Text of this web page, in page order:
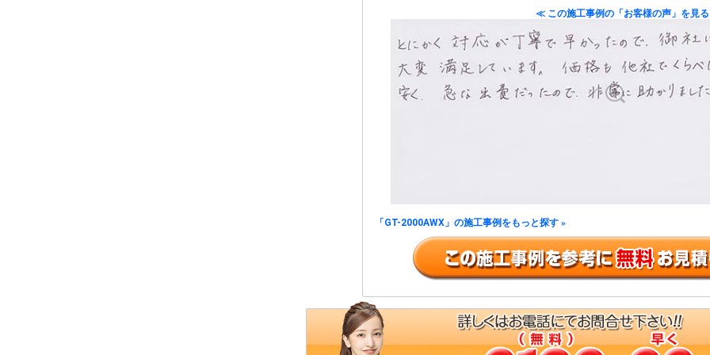
≪ この施工事例の「お客様の声」を見
「GT-2000AWX」の施工事例をもっと探す »